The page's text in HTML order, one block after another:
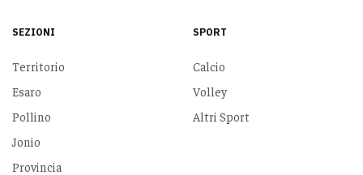
SEZIONI
Territorio
Esaro
Pollino
Jonio
Provincia
SPORT
Calcio
Volley
Altri Sport